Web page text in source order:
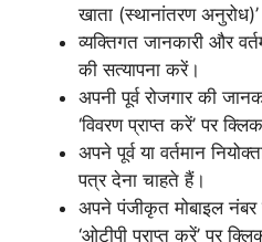
खाता (स्थानांतरण
व्यक्तिगत जानकारी और
की सत्यापना करें।
अपनी पूर्व रोजगार की
‘विवरण प्राप्त करें’ पर
अपने पूर्व या वर्तमान
पत्र देना चाहते हैं।
अपने पंजीकृत मोबाइल नंबर
‘ओटीपी प्राप्त करें’ पर